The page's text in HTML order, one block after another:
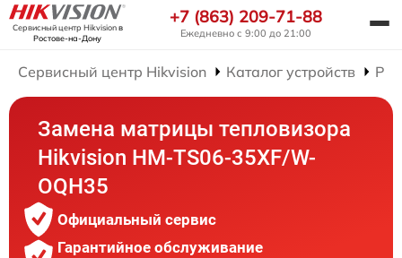
Сервисный центр Hikvisionв
Ростове-на-Дону
+7 (863) 209-71-88
Ежедневно с 9:00 до 21:00
Сервисный центр Hikvision Каталог устройств
Замена матрицы тепловизора
Hikvision HM-TS06-35XF/W-
OQH35
Официальный сервис
Гарантийное обслуживание